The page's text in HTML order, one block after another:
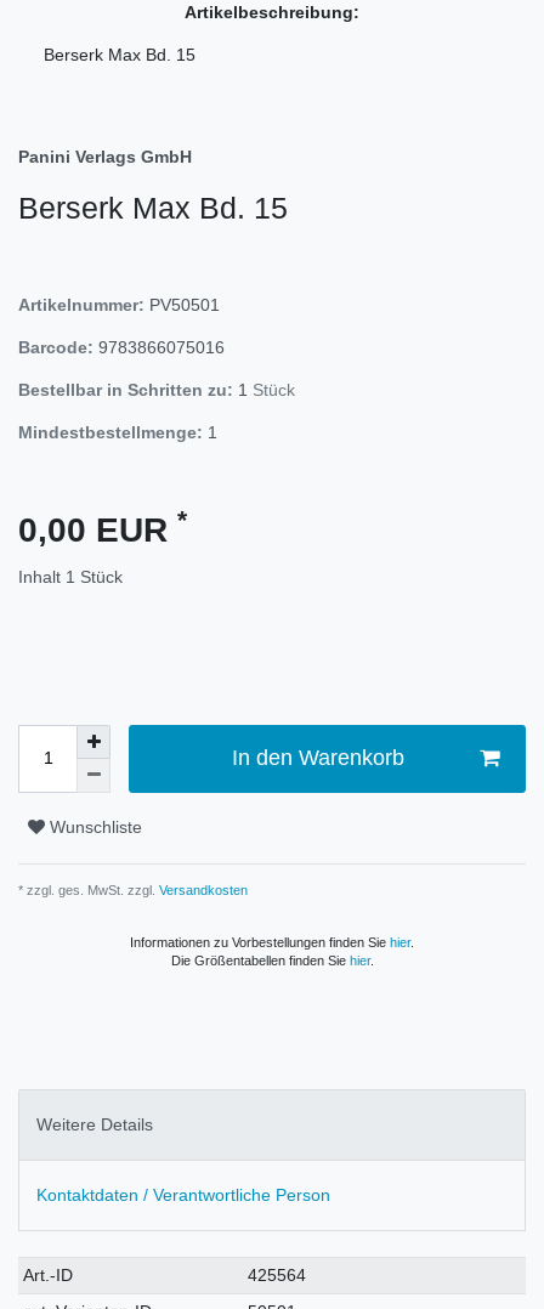
Artikelbeschreibung:
Berserk Max Bd. 15
Panini Verlags GmbH
Berserk Max Bd. 15
Artikelnummer: PV50501
Barcode: 9783866075016
Bestellbar in Schritten zu: 1 Stück
Mindestbestellmenge: 1
0,00 EUR *
Inhalt 1 Stück
In den Warenkorb
Wunschliste
* zzgl. ges. MwSt. zzgl. Versandkosten
Informationen zu Vorbestellungen finden Sie hier.
Die Größentabellen finden Sie hier.
Weitere Details
Kontaktdaten / Verantwortliche Person
Technisches
Merkmal
Wert
Art.-ID
425564